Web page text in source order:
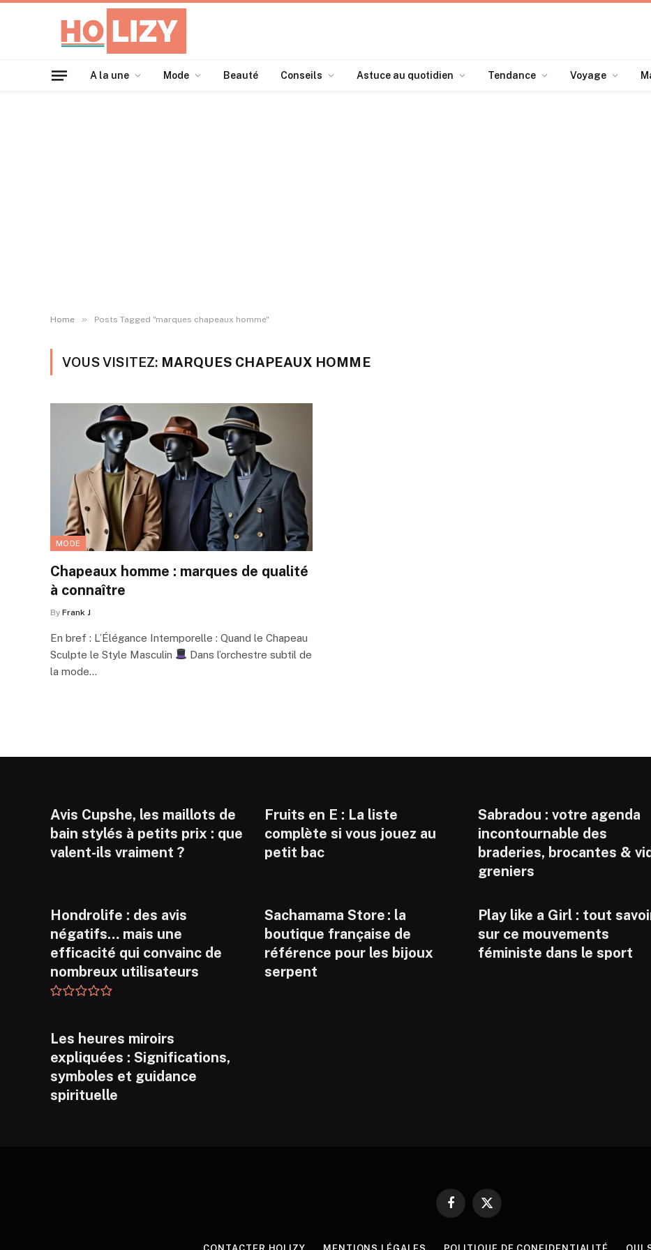
A la une Mode Beauté Conseils Astuce au quotidien Tendance Voyage
Home » Posts Tagged "marques chapeaux homme"
VOUS VISITEZ: MARQUES CHAPEAUX HOMME
MODE
Chapeaux homme : marques de qualité
à connaître
By Frank J
En bref : L’Élégance Intemporelle : Quand le Chapeau
Sculpte le Style Masculin
Dans l’orchestre subtil de
la mode…
Avis Cupshe, les maillots de
bain stylés à petits prix : que
valent-ils vraiment ?
Fruits en E : La liste
complète si vous jouez au
petit bac
Sabradou : votre agenda
incontournable des
braderies, brocantes &
greniers
Hondrolife : des avis
négatifs… mais une
efficacité qui convainc de
nombreux utilisateurs
Sachamama Store : la
boutique française de
référence pour les bijoux
serpent
Play like a Girl : tout
sur ce mouvements
féministe dans le sport
Les heures miroirs
expliquées : Significations,
symboles et guidance
spirituelle
Facebook
X